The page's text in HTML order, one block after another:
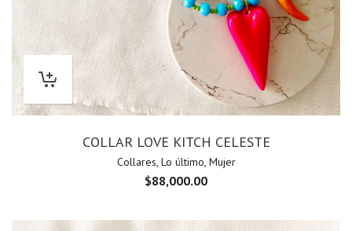
COLLAR LOVE KITCH CELESTE
Collares, Lo último, Mujer
$88,000.00